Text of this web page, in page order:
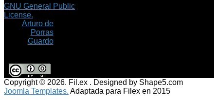
GNU General Public
License.
Arturo de
Porras
Guardo
Copyright © 2026. Fil.ex . Designed by Shape5.com
Joomla Templates. Adaptada para Filex en 2015